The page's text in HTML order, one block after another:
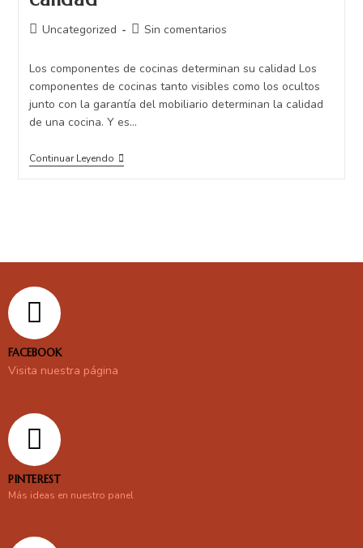
Uncategorized Sin comentarios
Los componentes de cocinas determinan su calidad Los
componentes de cocinas tanto visibles como los ocultos
junto con la garantía del mobiliario determinan la calidad
de una cocina. Y es…
Continuar Leyendo
FACEBOOK
Visita nuestra página
PINTEREST
Más ideas en nuestro panel